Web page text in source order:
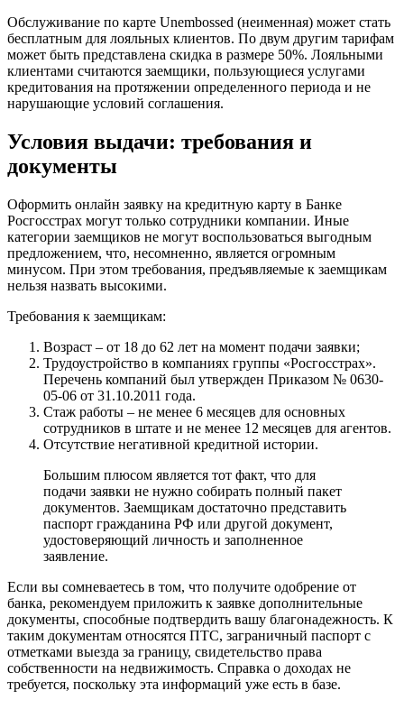
Обслуживание по карте Unembossed (неименная) может стать
бесплатным для лояльных клиентов. По двум другим тарифам
может быть представлена скидка в размере 50%. Лояльными
клиентами считаются заемщики, пользующиеся услугами
кредитования на протяжении определенного периода и не
нарушающие условий соглашения.
Условия выдачи: требования и
документы
Оформить онлайн заявку на кредитную карту в Банке
Росгосстрах могут только сотрудники компании. Иные
категории заемщиков не могут воспользоваться выгодным
предложением, что, несомненно, является огромным
минусом. При этом требования, предъявляемые к заемщикам
нельзя назвать высокими.
Требования к заемщикам:
Возраст – от 18 до 62 лет на момент подачи заявки;
Трудоустройство в компаниях группы «Росгосстрах».
Перечень компаний был утвержден Приказом № 0630-
05-06 от 31.10.2011 года.
Стаж работы – не менее 6 месяцев для основных
сотрудников в штате и не менее 12 месяцев для агентов.
Отсутствие негативной кредитной истории.
Большим плюсом является тот факт, что для
подачи заявки не нужно собирать полный пакет
документов. Заемщикам достаточно представить
паспорт гражданина РФ или другой документ,
удостоверяющий личность и заполненное
заявление.
Если вы сомневаетесь в том, что получите одобрение от
банка, рекомендуем приложить к заявке дополнительные
документы, способные подтвердить вашу благонадежность. К
таким документам относятся ПТС, заграничный паспорт с
отметками выезда за границу, свидетельство права
собственности на недвижимость. Справка о доходах не
требуется, поскольку эта информаций уже есть в базе.